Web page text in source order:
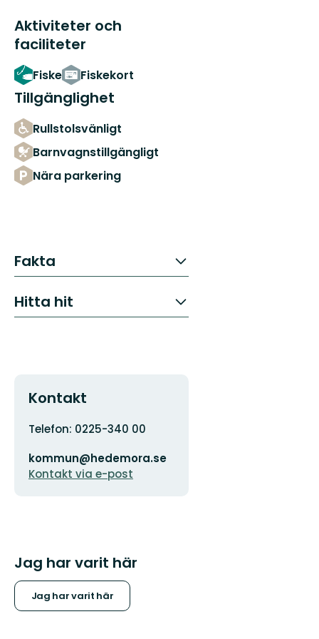
Aktiviteter och
faciliteter
Fiske Fiskekort
Tillgänglighet
Rullstolsvänligt
Barnvagnstillgängligt
Nära parkering
Fakta
Hitta hit
Kontakt
Adress
Telefon: 0225-340 00
postadress
kommun@hedemora.se
Kontakt via e-post
Jag har varit här
Jag har varit här